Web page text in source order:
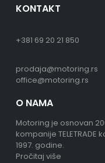
KONTAKT
+381 69 20 21 850
prodaja@motoring.rs
office@motoring.rs
O NAMA
Motoring je osnovan
kompanije
1997. godine.
Pročitaj više